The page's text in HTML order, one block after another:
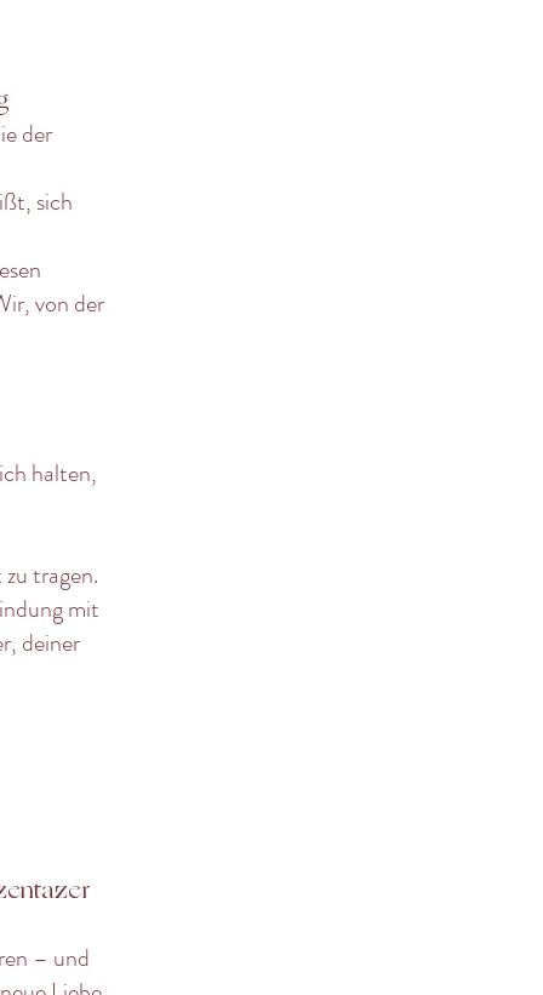
der
sich
von der
halten,
tragen.
mit
deiner
– und